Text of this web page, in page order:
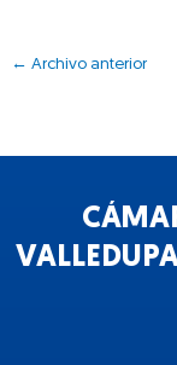
← Archivo anterior